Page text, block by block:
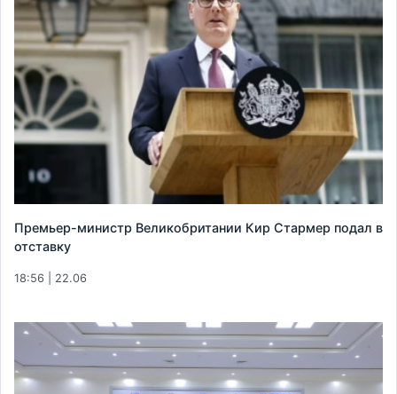
Премьер-министр Великобритании Кир Стармер подал в
отставку
18:56 | 22.06